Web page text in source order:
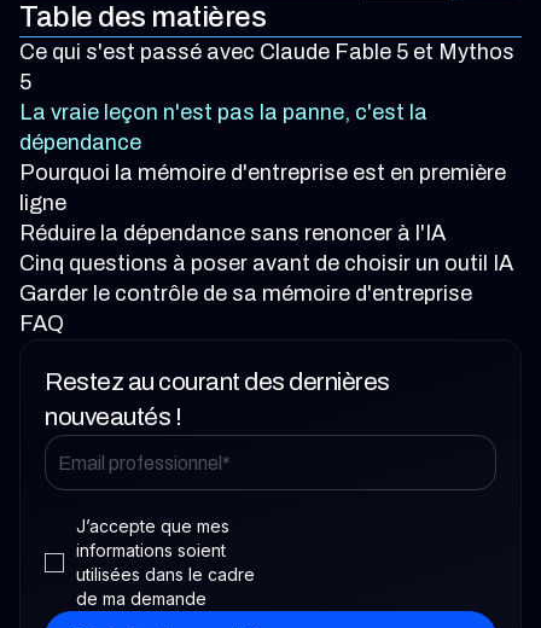
Table des matières
Ce qui s'est passé avec Claude Fable 5 et Mythos
5
La vraie leçon n'est pas la panne, c'est la
dépendance
Pourquoi la mémoire d'entreprise est en première
ligne
Réduire la dépendance sans renoncer à l'IA
Cinq questions à poser avant de choisir un outil IA
Garder le contrôle de sa mémoire d'entreprise
FAQ
Restez au courant des dernières
nouveautés !
J’accepte que mes
informations soient
utilisées dans le cadre
de ma demande